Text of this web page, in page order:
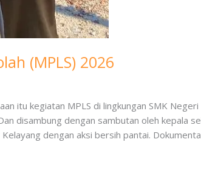
(MPLS) 2026
itu kegiatan MPLS di lingkungan SMK
disambung dengan sambutan oleh kepala
dengan aksi bersih pantai.